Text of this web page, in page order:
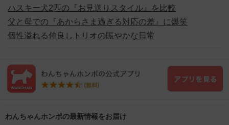
ハスキー犬2匹の『お見送りスタイル』を比較
父と母での『あからさま過ぎる対応の差』に爆笑
個性溢れる仲良しトリオの賑やかな日常
わんちゃんホンポの最新情報をお届け